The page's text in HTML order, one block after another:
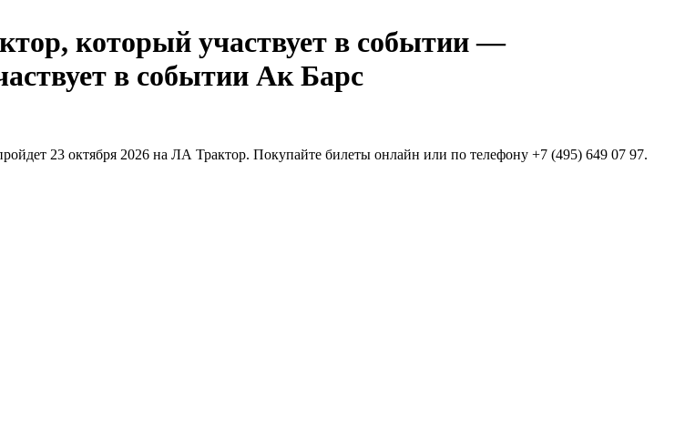
—
Ак Барс
23 октября 2026 на ЛА Трактор. Покупайте билеты онлайн или по телефону +7 (495) 649 07 97.